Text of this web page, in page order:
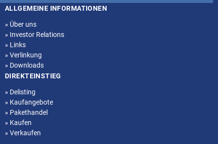
Seitenstruktur
ALLGEMEINE INFORMATIONEN
» Über uns
» Investor Relations
» Links
» Verlinkung
» Downloads
DIREKTEINSTIEG
» Delisting
» Kaufangebote
» Pakethandel
» Kaufen
» Verkaufen